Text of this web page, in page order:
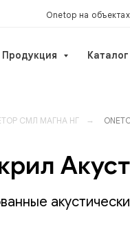
Onetop на объектах
Продукция Каталог
СМЛ МАГНА НГ →